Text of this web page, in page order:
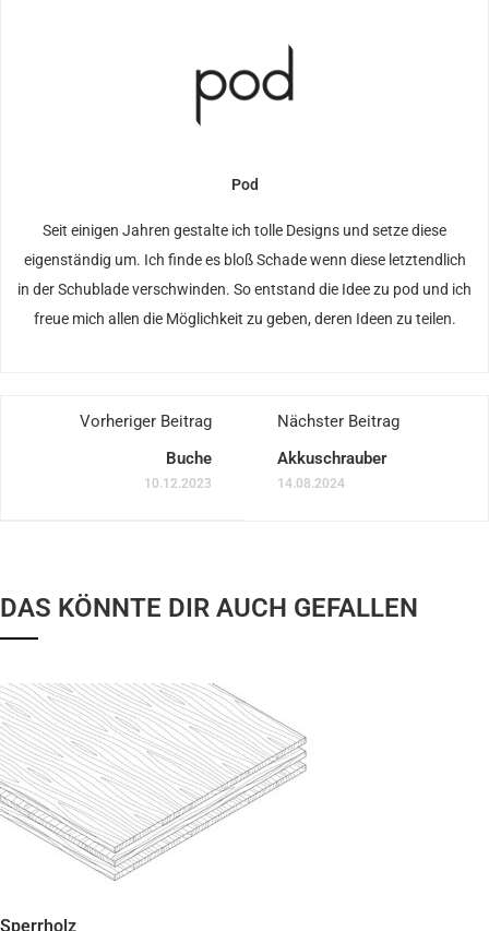
Pod
Seit einigen Jahren gestalte ich tolle Designs und setze diese
eigenständig um. Ich finde es bloß Schade wenn diese letztendlich
in der Schublade verschwinden. So entstand die Idee zu pod und ich
freue mich allen die Möglichkeit zu geben, deren Ideen zu teilen.
Vorheriger Beitrag
Buche
10.12.2023
Nächster Beitrag
Akkuschrauber
14.08.2024
DAS KÖNNTE DIR AUCH GEFALLEN
Sperrholz